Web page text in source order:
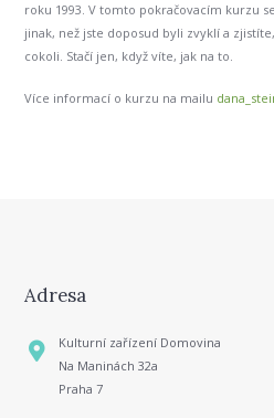
roku 1993. V tomto pokračovacím kurzu
jinak, než jste doposud byli zvyklí a
cokoli. Stačí jen, když víte, jak na to.
Více informací o kurzu na mailu
Adresa
Kulturní zařízení Domovina
Na Maninách 32a
Praha 7